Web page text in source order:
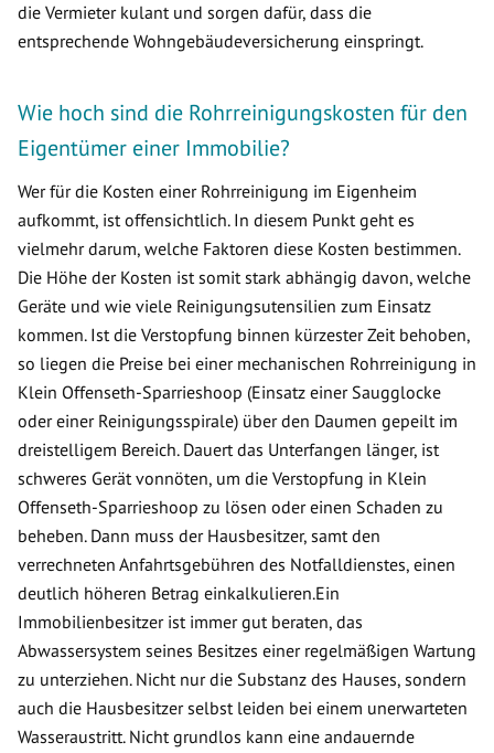
die Vermieter kulant und sorgen dafür, dass die
entsprechende Wohngebäudeversicherung einspringt.
Wie hoch sind die Rohrreinigungskosten für den
Eigentümer einer Immobilie?
Wer für die Kosten einer Rohrreinigung im Eigenheim
aufkommt, ist offensichtlich. In diesem Punkt geht es
vielmehr darum, welche Faktoren diese Kosten bestimmen.
Die Höhe der Kosten ist somit stark abhängig davon, welche
Geräte und wie viele Reinigungsutensilien zum Einsatz
kommen. Ist die Verstopfung binnen kürzester Zeit behoben,
so liegen die Preise bei einer mechanischen Rohrreinigung in
Klein Offenseth-Sparrieshoop (Einsatz einer Saugglocke
oder einer Reinigungsspirale) über den Daumen gepeilt im
dreistelligem Bereich. Dauert das Unterfangen länger, ist
schweres Gerät vonnöten, um die Verstopfung in Klein
Offenseth-Sparrieshoop zu lösen oder einen Schaden zu
beheben. Dann muss der Hausbesitzer, samt den
verrechneten Anfahrtsgebühren des Notfalldienstes, einen
deutlich höheren Betrag einkalkulieren.Ein
Immobilienbesitzer ist immer gut beraten, das
Abwassersystem seines Besitzes einer regelmäßigen Wartung
zu unterziehen. Nicht nur die Substanz des Hauses, sondern
auch die Hausbesitzer selbst leiden bei einem unerwarteten
Wasseraustritt. Nicht grundlos kann eine andauernde